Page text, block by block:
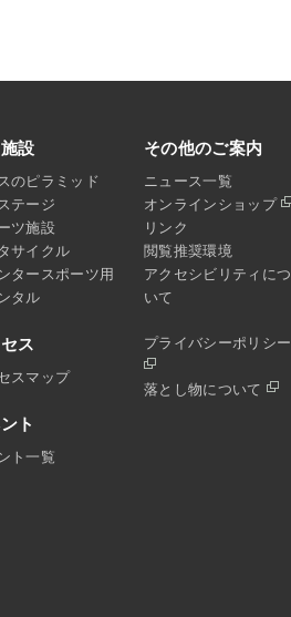
設
のピラミッド
テージ
ツ施設
サイクル
タースポーツ用
タル
ス
スマップ
ト
ト一覧
その他のご案内
ニュース一覧
オンラインショップ
リンク
閲覧推奨環境
アクセシビリティにつ
いて
プライバシーポリシー
落とし物について